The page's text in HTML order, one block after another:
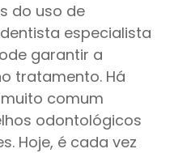
do uso de
especialista
garantir a
tratamento. Há
comum
odontológicos
Hoje, é cada vez